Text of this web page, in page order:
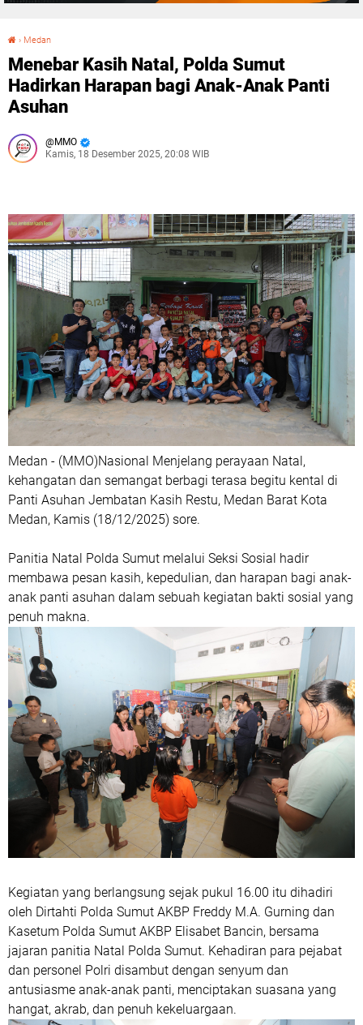
› Medan
Menebar Kasih Natal, Polda Sumut
Hadirkan Harapan bagi Anak-Anak Panti
Asuhan
MMO
Kamis, 18 Desember 2025, 20:08 WIB
Medan - (MMO)Nasional Menjelang perayaan Natal,
kehangatan dan semangat berbagi terasa begitu kental di
Panti Asuhan Jembatan Kasih Restu, Medan Barat Kota
Medan, Kamis (18/12/2025) sore.
Panitia Natal Polda Sumut melalui Seksi Sosial hadir
membawa pesan kasih, kepedulian, dan harapan bagi anak-
anak panti asuhan dalam sebuah kegiatan bakti sosial yang
penuh makna.
Kegiatan yang berlangsung sejak pukul 16.00 itu dihadiri
oleh Dirtahti Polda Sumut AKBP Freddy M.A. Gurning dan
Kasetum Polda Sumut AKBP Elisabet Bancin, bersama
jajaran panitia Natal Polda Sumut. Kehadiran para pejabat
dan personel Polri disambut dengan senyum dan
antusiasme anak-anak panti, menciptakan suasana yang
hangat, akrab, dan penuh kekeluargaan.